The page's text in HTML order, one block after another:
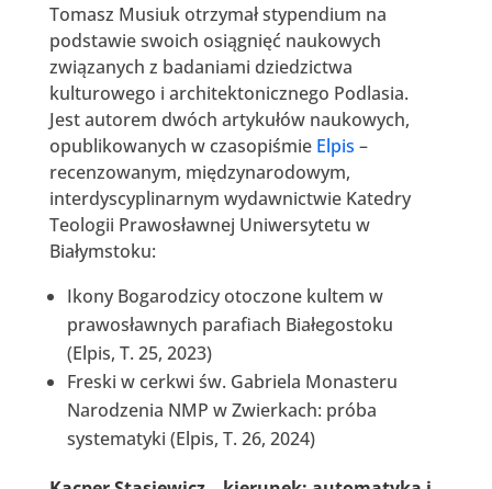
Tomasz Musiuk otrzymał stypendium na
podstawie swoich osiągnięć naukowych
związanych z badaniami dziedzictwa
kulturowego i architektonicznego Podlasia.
Jest autorem dwóch artykułów naukowych,
opublikowanych w czasopiśmie Elpis –
recenzowanym, międzynarodowym,
interdyscyplinarnym wydawnictwie Katedry
Teologii Prawosławnej Uniwersytetu w
Białymstoku:
Ikony Bogarodzicy otoczone kultem w
prawosławnych parafiach Białegostoku
(Elpis, T. 25, 2023)
Freski w cerkwi św. Gabriela Monasteru
Narodzenia NMP w Zwierkach: próba
systematyki (Elpis, T. 26, 2024)